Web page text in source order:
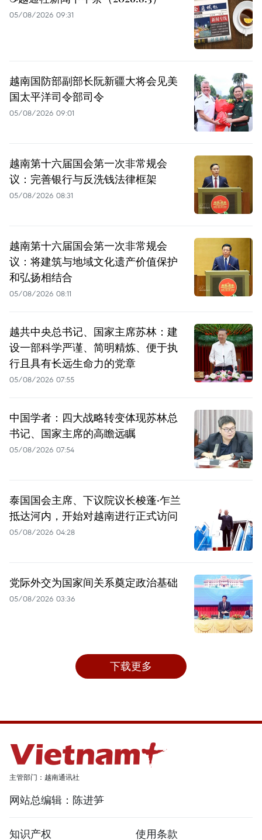
05/08/2026 09:31
越南国防部副部长阮新疆大将会见美
国太平洋司令部司令
05/08/2026 09:01
越南第十六届国会第一次非常规会
议：完善银行与反洗钱法律框架
05/08/2026 08:31
越南第十六届国会第一次非常规会
议：将建筑与地域文化遗产价值保护
和弘扬相结合
05/08/2026 08:11
越共中央总书记、国家主席苏林：建
设一部科学严谨、简明精炼、便于执
行且具有长远生命力的党章
05/08/2026 07:55
中国学者：四大战略转变体现苏林总
书记、国家主席的高瞻远瞩
05/08/2026 07:54
泰国国会主席、下议院议长梭蓬·乍兰
抵达河内，开始对越南进行正式访问
05/08/2026 04:28
党际外交为国家间关系奠定政治基础
05/08/2026 03:36
下载更多
主管部门：越南通讯社
网站总编辑：陈进笋
知识产权 使用条款